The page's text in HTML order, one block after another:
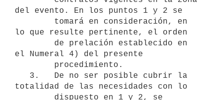
del evento. En los puntos 1 y 2 se
lo que resulte pertinente, el orden
el Numeral 4) del presente
totalidad de las necesidades con lo